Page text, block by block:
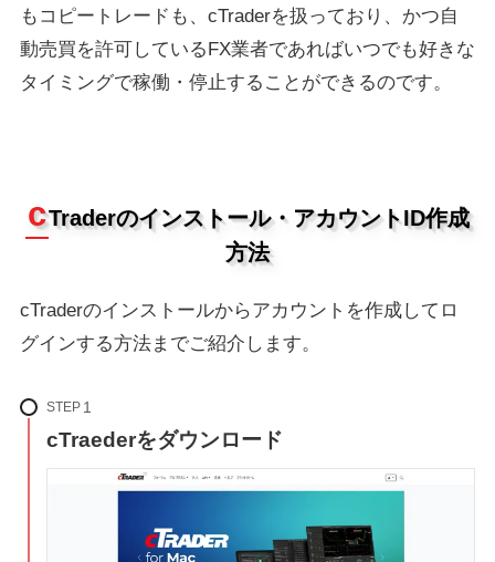
もコピートレードも、cTraderを扱っており、かつ自
動売買を許可しているFX業者であればいつでも好きな
タイミングで稼働・停止することができるのです。
cTraderのインストール・アカウントID作成
方法
cTraderのインストールからアカウントを作成してロ
グインする方法までご紹介します。
STEP
cTraederをダウンロード